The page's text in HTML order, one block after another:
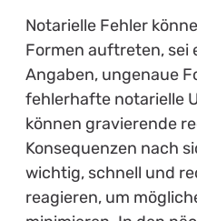
Notarielle Fehler
Formen auftreten, sei
Angaben, ungenaue
fehlerhafte notarielle
können gravierende
Konsequenzen nach
wichtig, schnell und
reagieren, um